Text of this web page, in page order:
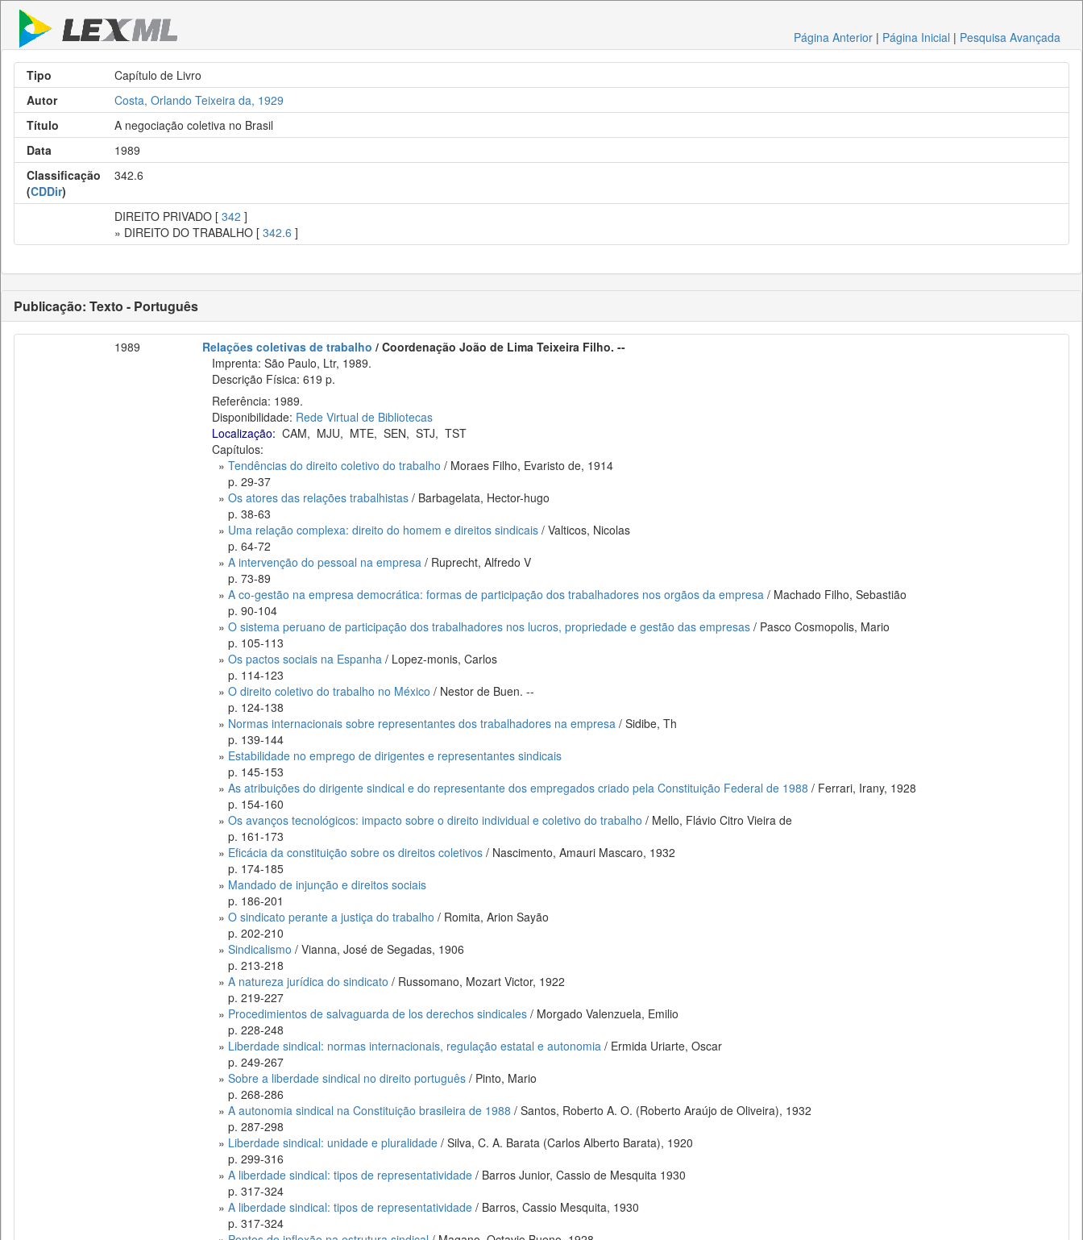
Página Anterior | Página Inicial | Pesquisa Avançada
Tipo
Capítulo de Livro
Autor
Costa, Orlando Teixeira da, 1929
Título
A negociação coletiva no Brasil
Data
1989
Classificação
(CDDir)
342.6
DIREITO PRIVADO [ 342 ]
» DIREITO DO TRABALHO [ 342.6 ]
Publicação: Texto - Português
1989 Relações coletivas de trabalho / Coordenação João de Lima Teixeira Filho. --
Imprenta: São Paulo, Ltr, 1989.
Descrição Física: 619 p.
Referência: 1989.
Disponibilidade: Rede Virtual de Bibliotecas
Localização: CAM, MJU, MTE, SEN, STJ, TST
Capítulos:
» Tendências do direito coletivo do trabalho / Moraes Filho, Evaristo de, 1914
p. 29-37
» Os atores das relações trabalhistas / Barbagelata, Hector-hugo
p. 38-63
» Uma relação complexa: direito do homem e direitos sindicais / Valticos, Nicolas
p. 64-72
» A intervenção do pessoal na empresa / Ruprecht, Alfredo V
p. 73-89
» A co-gestão na empresa democrática: formas de participação dos trabalhadores nos orgãos da empresa / Machado Filho, Sebastião
p. 90-104
» O sistema peruano de participação dos trabalhadores nos lucros, propriedade e gestão das empresas / Pasco Cosmopolis, Mario
p. 105-113
» Os pactos sociais na Espanha / Lopez-monis, Carlos
p. 114-123
» O direito coletivo do trabalho no México / Nestor de Buen. --
p. 124-138
» Normas internacionais sobre representantes dos trabalhadores na empresa / Sidibe, Th
p. 139-144
» Estabilidade no emprego de dirigentes e representantes sindicais
p. 145-153
» As atribuições do dirigente sindical e do representante dos empregados criado pela Constituição Federal de 1988 / Ferrari, Irany, 1928
p. 154-160
» Os avanços tecnológicos: impacto sobre o direito individual e coletivo do trabalho / Mello, Flávio Citro Vieira de
p. 161-173
» Eficácia da constituição sobre os direitos coletivos / Nascimento, Amauri Mascaro, 1932
p. 174-185
» Mandado de injunção e direitos sociais
p. 186-201
» O sindicato perante a justiça do trabalho / Romita, Arion Sayão
p. 202-210
» Sindicalismo / Vianna, José de Segadas, 1906
p. 213-218
» A natureza jurídica do sindicato / Russomano, Mozart Victor, 1922
p. 219-227
» Procedimientos de salvaguarda de los derechos sindicales / Morgado Valenzuela, Emilio
p. 228-248
» Liberdade sindical: normas internacionais, regulação estatal e autonomia / Ermida Uriarte, Oscar
p. 249-267
» Sobre a liberdade sindical no direito português / Pinto, Mario
p. 268-286
» A autonomia sindical na Constituição brasileira de 1988 / Santos, Roberto A. O. (Roberto Araújo de Oliveira), 1932
p. 287-298
» Liberdade sindical: unidade e pluralidade / Silva, C. A. Barata (Carlos Alberto Barata), 1920
p. 299-316
» A liberdade sindical: tipos de representatividade / Barros Junior, Cassio de Mesquita 1930
p. 317-324
» A liberdade sindical: tipos de representatividade / Barros, Cassio Mesquita, 1930
p. 317-324